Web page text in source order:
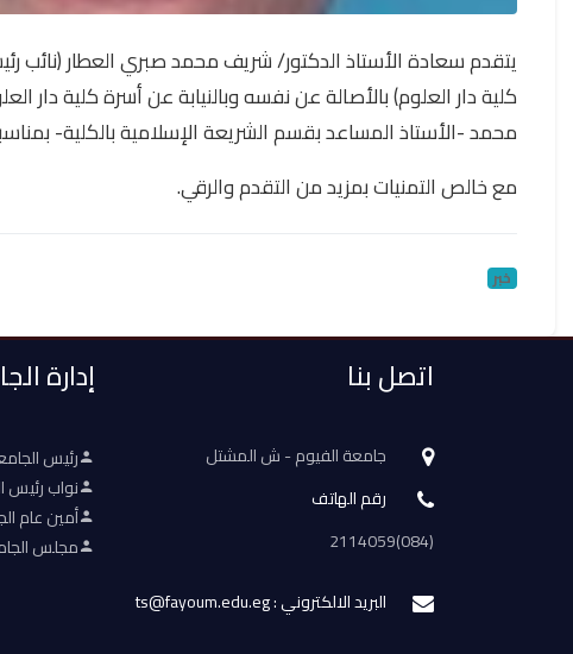
يتقدم سعادة الأستاذ الدكتور/ شريف محمد صبري العطار (نائب
كلية دار العلوم) بالأصالة عن نفسه وبالنيابة عن أسرة كلية دار
محمد -الأستاذ المساعد بقسم الشريعة الإسلامية بالكلية-
مع خالص التمنيات بمزيد من التقدم والرقي.
خبر
اتصل بنا
جامعة الفيوم - ش المشتل
رقم الهاتف
(084)2114059
البريد الالكتروني : ts@fayoum.edu.eg
إدارة
رئيس
نواب رئيس
أمين عام
مجلس